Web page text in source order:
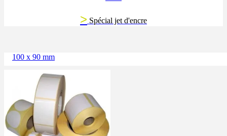
> Spécial jet d'encre
100 x 90 mm